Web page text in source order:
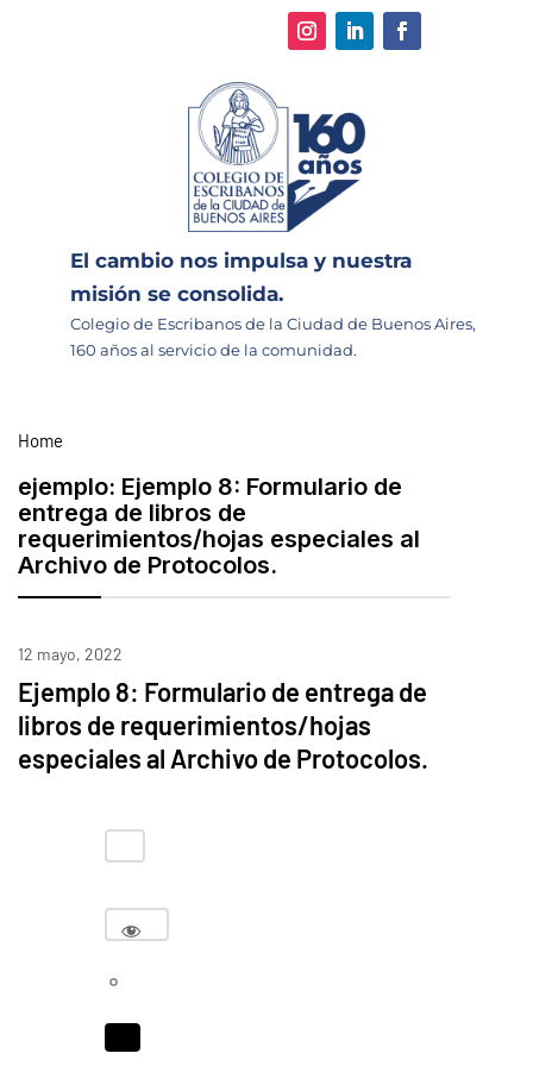
El cambio nos impulsa y nuestra
misión se consolida.
Colegio de Escribanos de la Ciudad de Buenos Aires,
160 años al servicio de la comunidad.
Home
ejemplo: Ejemplo 8: Formulario de
entrega de libros de
requerimientos/hojas especiales al
Archivo de Protocolos.
12 mayo, 2022
Ejemplo 8: Formulario de entrega de
libros de requerimientos/hojas
especiales al Archivo de Protocolos.